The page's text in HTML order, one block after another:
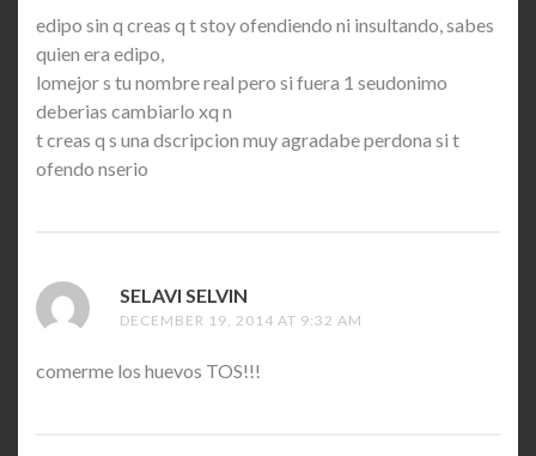
edipo sin q creas q t stoy ofendiendo ni insultando, sabes
quien era edipo,
lomejor s tu nombre real pero si fuera 1 seudonimo
deberias cambiarlo xq n
t creas q s una dscripcion muy agradabe perdona si t
ofendo nserio
SELAVI SELVIN
DECEMBER 19, 2014 AT 9:32 AM
comerme los huevos TOS!!!